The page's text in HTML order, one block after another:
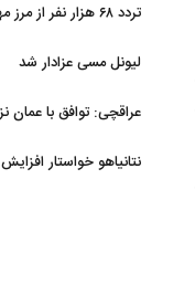
تردد ۶۸ هزار نفر از مرز مهران طی شبانه روز گذشته
لیونل مسی عزادار شد
نتانیاهو خواستار افزایش ۱۴ میلیارد دلاری بودجه نظامی اسرائیل شد